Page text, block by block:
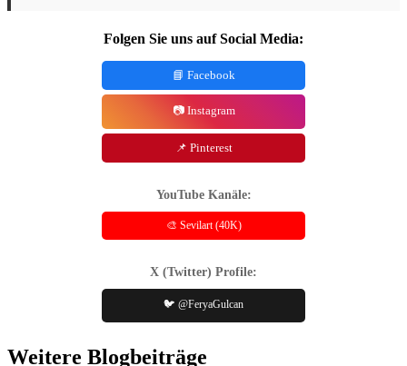
Folgen Sie uns auf Social Media:
📘 Facebook
📷 Instagram
📌 Pinterest
YouTube Kanäle:
🎨 Sevilart (40K)
X (Twitter) Profile:
🐦 @FeryaGulcan
Weitere Blogbeiträge